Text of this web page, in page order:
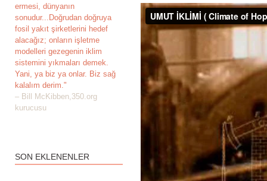
ermesi, dünyanın
sonudur...Doğrudan doğruya
fosil yakıt şirketlerini hedef
alacağız; onların işletme
modelleri gezegenin iklim
sistemini yıkmaları demek.
Yani, ya biz ya onlar. Biz sağ
kalalım derim."
– Bill McKibben,350.org
kurucusu
SON EKLENENLER